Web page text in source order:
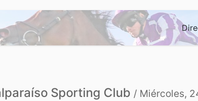
Sporting Club / Miércoles,